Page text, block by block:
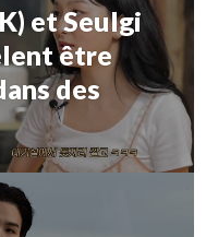
et Seulgi
être
des